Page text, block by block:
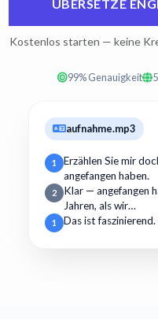
ÜBERSETZE
Kostenlos starten — keine
99% Genauigkeit
aufnahme.mp3
1
Erzählen Sie mir
angefangen haben.
2
Klar — angefangen
Jahren, als wir…
1 Das ist